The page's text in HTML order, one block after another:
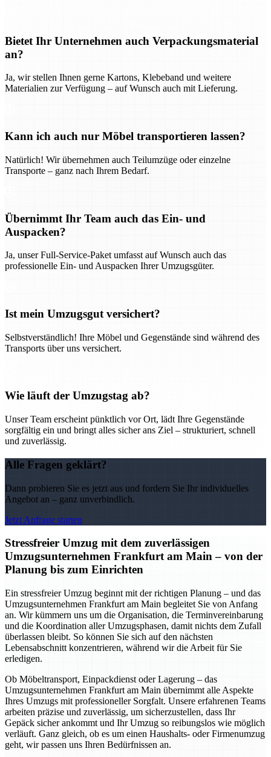
Bietet Ihr Unternehmen auch Verpackungsmaterial
an?
Ja, wir stellen Ihnen gerne Kartons, Klebeband und weitere
Materialien zur Verfügung – auf Wunsch auch mit Lieferung.
Kann ich auch nur Möbel transportieren lassen?
Natürlich! Wir übernehmen auch Teilumzüge oder einzelne
Transporte – ganz nach Ihrem Bedarf.
Übernimmt Ihr Team auch das Ein- und
Auspacken?
Ja, unser Full-Service-Paket umfasst auf Wunsch auch das
professionelle Ein- und Auspacken Ihrer Umzugsgüter.
Ist mein Umzugsgut versichert?
Selbstverständlich! Ihre Möbel und Gegenstände sind während des
Transports über uns versichert.
Wie läuft der Umzugstag ab?
Unser Team erscheint pünktlich vor Ort, lädt Ihre Gegenstände
sorgfältig ein und bringt alles sicher ans Ziel – strukturiert, schnell
und zuverlässig.
Alle Fragen geklärt?
Dann probieren Sie es jetzt aus und fordern Sie Ihr individuelles
Angebot an – ganz unverbindlich.
Jetzt Anfrage starten
Stressfreier Umzug mit dem zuverlässigen
Umzugsunternehmen Frankfurt am Main – von der
Planung bis zum Einrichten
Ein stressfreier Umzug beginnt mit der richtigen Planung – und das
Umzugsunternehmen Frankfurt am Main begleitet Sie von Anfang
an. Wir kümmern uns um die Organisation, die Terminvereinbarung
und die Koordination aller Umzugsphasen, damit nichts dem Zufall
überlassen bleibt. So können Sie sich auf den nächsten
Lebensabschnitt konzentrieren, während wir die Arbeit für Sie
erledigen.
Ob Möbeltransport, Einpackdienst oder Lagerung – das
Umzugsunternehmen Frankfurt am Main übernimmt alle Aspekte
Ihres Umzugs mit professioneller Sorgfalt. Unsere erfahrenen Teams
arbeiten präzise und zuverlässig, um sicherzustellen, dass Ihr
Gepäck sicher ankommt und Ihr Umzug so reibungslos wie möglich
verläuft. Ganz gleich, ob es um einen Haushalts- oder Firmenumzug
geht, wir passen uns Ihren Bedürfnissen an.